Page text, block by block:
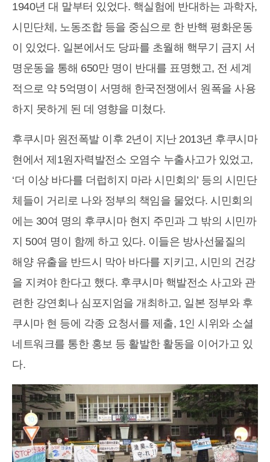
1940년 대 말부터 있었다. 핵실험에 반대하는 과학자,
시민단체, 노동조합 등을 중심으로 한 반핵 평화운동
이 있었다. 일본에서도 당파를 초월해 핵무기 금지 서
명운동을 통해 650만 명이 반대를 표명했고, 전 세계
적으로 약 5억명이 서명해 한국전쟁에서 원폭을 사용
하지 못하게 된 데 영향을 미쳤다.
후쿠시마 원전폭발 이후 2년이 지난 2013년 후쿠시마
현에서 제1원자력발전소 오염수 누출사고가 있었고,
‘더 이상 바다를 더럽히지 마라 시민회의’ 등의 시민단
체들이 거리로 나와 정부의 책임을 물었다. 시민회의
에는 30여 명의 후쿠시마 현지 주민과 그 밖의 시민까
지 50여 명이 함께 하고 있다. 이들은 방사선물질의
해양 유출을 반드시 막아 바다를 지키고, 시민의 건강
을 지켜야 한다고 했다. 후쿠시마 핵발전소 사고와 관
련한 강연회나 심포지엄을 개최하고, 일본 정부와 후
쿠시마 현 등에 각종 요청서를 제출, 1인 시위와 소셜
네트워크를 통한 홍보 등 활발한 활동을 이어가고 있
다.